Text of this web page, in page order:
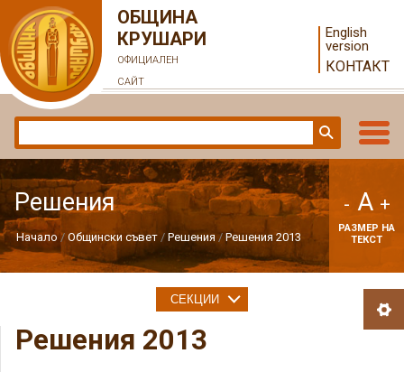
ОБЩИНА
КРУШАРИ
ОФИЦИАЛЕН
САЙТ
English
version
КОНТАКТ
Решения
Начало Общински съвет Решения Решения 2013
- A +
РАЗМЕР НА
ТЕКСТ
Решения 2013
СЕКЦИИ